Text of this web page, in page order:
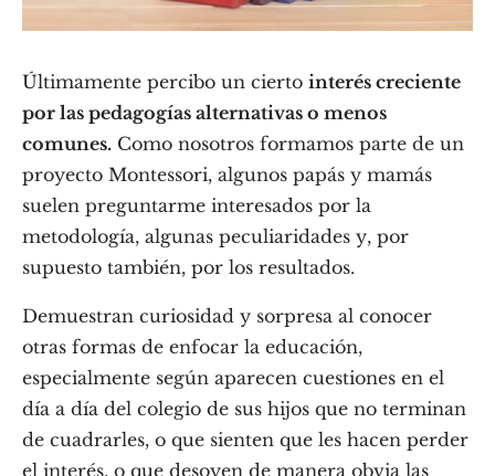
Últimamente percibo un cierto interés creciente
por las pedagogías alternativas o menos
comunes. Como nosotros formamos parte de un
proyecto Montessori, algunos papás y mamás
suelen preguntarme interesados por la
metodología, algunas peculiaridades y, por
supuesto también, por los resultados.
Demuestran curiosidad y sorpresa al conocer
otras formas de enfocar la educación,
especialmente según aparecen cuestiones en el
día a día del colegio de sus hijos que no terminan
de cuadrarles, o que sienten que les hacen perder
el interés, o que desoyen de manera obvia las